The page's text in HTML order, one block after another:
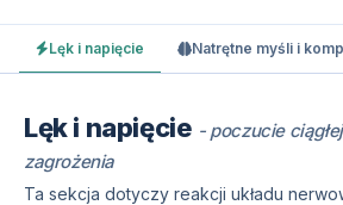
Lęk i napięcie Natrętne myśli i
Lęk i napięcie - poczucie
zagrożenia
Ta sekcja dotyczy reakcji układu